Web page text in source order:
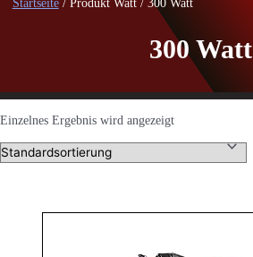
Startseite/ Produkt Watt / 300 Watt
300 Watt
Einzelnes Ergebnis wird angezeigt